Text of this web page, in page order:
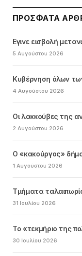
ΠΡΌΣΦΑΤΑ
Εγινε εισβολή
5 Αυγούστου 2026
Κυβέρνηση όλων
4 Αυγούστου 2026
Οι λακκούβες της
2 Αυγούστου 2026
Ο «κακούργος»
1 Αυγούστου 2026
Τμήματα
31 Ιουλίου 2026
Το «τεκμήριο της
30 Ιουλίου 2026